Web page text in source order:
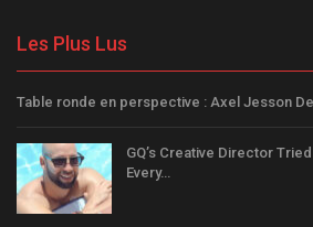
Les Plus Lus
Table ronde en perspective : Axel Jesson
GQ’s Creative Director
Every…